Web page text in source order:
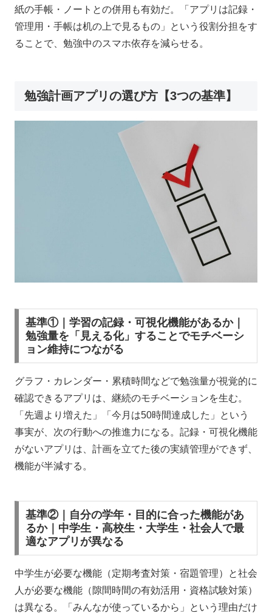
紙の手帳・ノートとの併用も有効だ。「アプリは記録・
管理用・手帳は机の上で見るもの」という役割分担をす
ることで、勉強中のスマホ依存を減らせる。
勉強計画アプリの選び方【3つの基準】
基準①｜学習の記録・可視化機能があるか｜
勉強量を「見える化」することでモチベーシ
ョン維持につながる
グラフ・カレンダー・累積時間などで勉強量が視覚的に
確認できるアプリは、継続のモチベーションを生む。
「先週より増えた」「今月は50時間達成した」という
事実が、次の行動への推進力になる。記録・可視化機能
がないアプリは、計画を立てた後の実績管理ができず、
機能が半減する。
基準②｜自分の学年・目的に合った機能があ
るか｜中学生・高校生・大学生・社会人で最
適なアプリが異なる
中学生が必要な機能（定期考査対策・宿題管理）と社会
人が必要な機能（隙間時間の有効活用・資格試験対策）
は異なる。「みんなが使っているから」という理由だけ